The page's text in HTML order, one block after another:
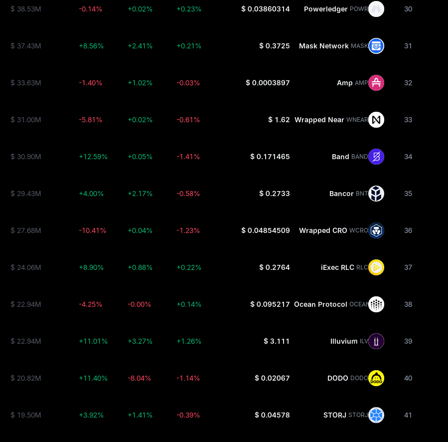
30
Powerledger POWR
$ 0.03860314
+0.23%
+0.02%
-0.14%
$ 38.53M
31
Mask Network MASK
$ 0.3725
+0.21%
+2.41%
+8.56%
$ 37.43M
32
Amp AMP
$ 0.0003897
-0.03%
+1.02%
-1.40%
$ 33.63M
33
Wrapped Near WNEAR
$ 1.62
-0.61%
+0.02%
-5.81%
$ 31.00M
34
Band BAND
$ 0.171465
-1.41%
+0.05%
+12.59%
$ 30.90M
35
Bancor BNT
$ 0.2733
-0.58%
+2.17%
+4.00%
$ 29.43M
36
Wrapped CRO WCRO
$ 0.04854509
-1.23%
+0.04%
-10.41%
$ 27.68M
37
iExec RLC RLC
$ 0.2764
+0.22%
+0.88%
+8.90%
$ 24.06M
38
Ocean Protocol OCEAN
$ 0.095217
+0.14%
-0.00%
-4.25%
$ 22.94M
39
Illuvium ILV
$ 3.111
+1.26%
+3.27%
+11.01%
$ 22.94M
40
DODO DODO
$ 0.02067
-1.14%
-8.04%
+11.40%
$ 20.82M
41
STORJ STORJ
$ 0.04578
-0.39%
+1.41%
+3.92%
$ 19.50M